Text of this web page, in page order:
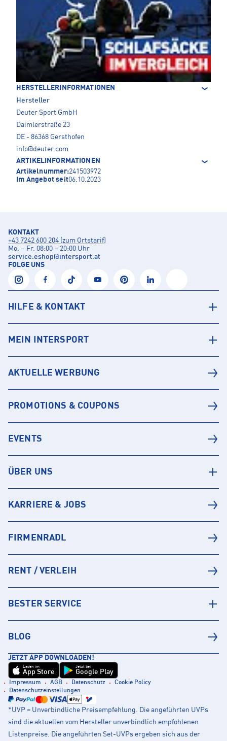
HERSTELLERINFORMATIONEN
Hersteller
Deuter Sport GmbH
Daimlerstraße 23
DE - 86368 Gersthofen
info@deuter.com
ARTIKELINFORMATIONEN
Artikelnummer:241503972
Im Angebot seit06.10.2023
KONTAKT
+43 7242 600 204 (zum Ortstarif)
Mo. – Fr. 08:00 – 20:00 Uhr
service.eshop@intersport.at
FOLGE UNS
HILFE & KONTAKT
MEIN INTERSPORT
AKTUELLE WERBUNG
PROMOTIONS & COUPONS
EVENTS
ÜBER UNS
KARRIERE & JOBS
FIRMENRADL
RENT / VERLEIH
BESTER SERVICE
BLOG
JETZT APP DOWNLOADEN!
Laden im
App Store
Jetzt bei
Google Play
Impressum AGB Datenschutz
Cookie Policy
Datenschutzeinstellungen
*UVP = Unverbindliche Preisempfehlung. Die angeführten UVPs
sind die aktuellen vom Hersteller unverbindlich empfohlenen
Listenpreise. Die angeführten Set-UVPs ergeben sich aus der